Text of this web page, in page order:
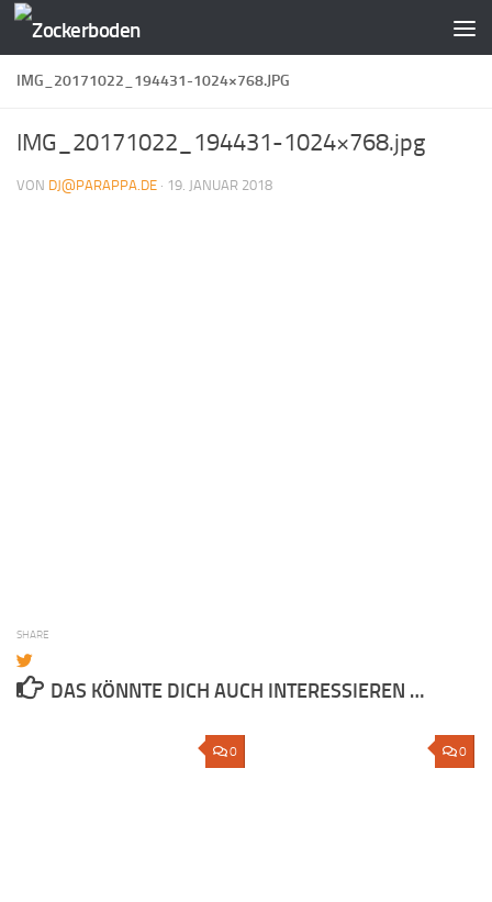
Zum Inhalt springen
IMG_20171022_194431-1024×768.JPG
IMG_20171022_194431-1024×768.jpg
VON DJ@PARAPPA.DE · 19. JANUAR 2018
SHARE
DAS KÖNNTE DICH AUCH INTERESSIEREN …
0 0